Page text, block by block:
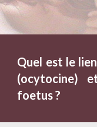
Quel est le
(ocytocine)
foetus ?